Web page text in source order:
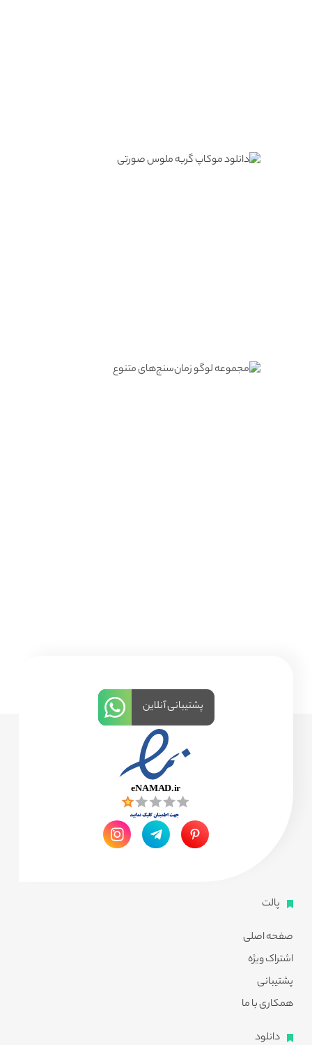
پالت
صفحه اصلی
اشتراک ویژه
پشتیبانی
همکاری با ما
دانلود
پشتیبانی آنلاین